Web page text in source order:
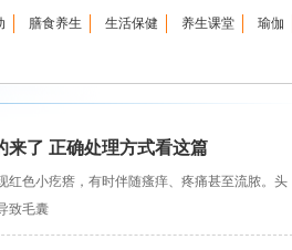
膳食养生 生活保健 养生课堂 瑜伽
来了 正确处理方式看这篇
色小疙瘩，有时伴随瘙痒、疼痛甚至流脓。头
致毛囊